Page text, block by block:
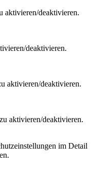
aktivieren/deaktivieren.
deaktivieren.
aktivieren/deaktivieren.
aktivieren/deaktivieren.
im Detail